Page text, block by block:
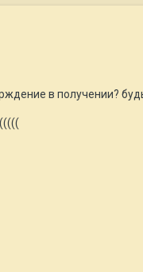
в получении?